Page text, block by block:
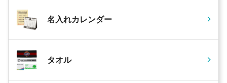
名入れカレンダー
タオル